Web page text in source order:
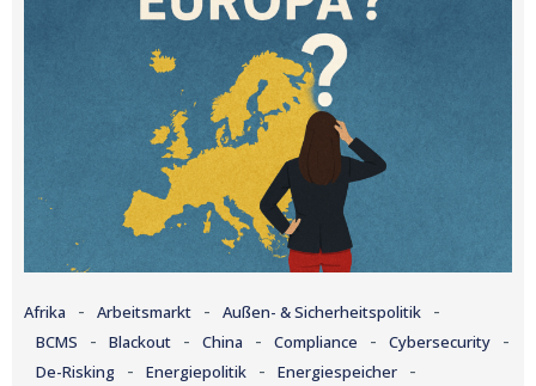
Afrika - Arbeitsmarkt - Außen- & Sicherheitspolitik -
BCMS - Blackout - China - Compliance - Cybersecurity -
De-Risking - Energiepolitik - Energiespeicher -